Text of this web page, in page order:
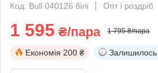
Код: Bull 040126 білі
Опт і роздріб
1 595 ₴/пара 1 795 ₴/пара
Економія 200 ₴ Залишилось